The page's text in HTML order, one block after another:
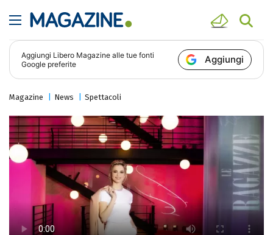
Aggiungi Libero Magazine alle tue fonti
Google preferite
Aggiungi
Magazine News Spettacoli